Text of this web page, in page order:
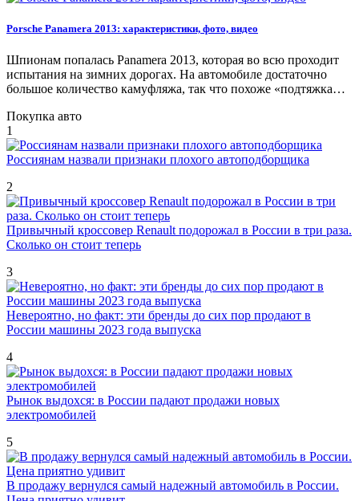
Porsche Panamera 2013: характеристики, фото, видео
Шпионам попалась Panamera 2013, которая во всю проходит
испытания на зимних дорогах. На автомобиле достаточно
большое количество камуфляжа, так что похоже «подтяжка…
Покупка авто
1
Россиянам назвали признаки плохого автоподборщика
2
Привычный кроссовер Renault подорожал в России в три раза.
Сколько он стоит теперь
3
Невероятно, но факт: эти бренды до сих пор продают в
России машины 2023 года выпуска
4
Рынок выдохся: в России падают продажи новых
электромобилей
5
В продажу вернулся самый надежный автомобиль в России.